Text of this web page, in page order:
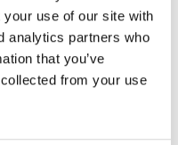
use of our site with
analytics partners who
that you’ve
from your use